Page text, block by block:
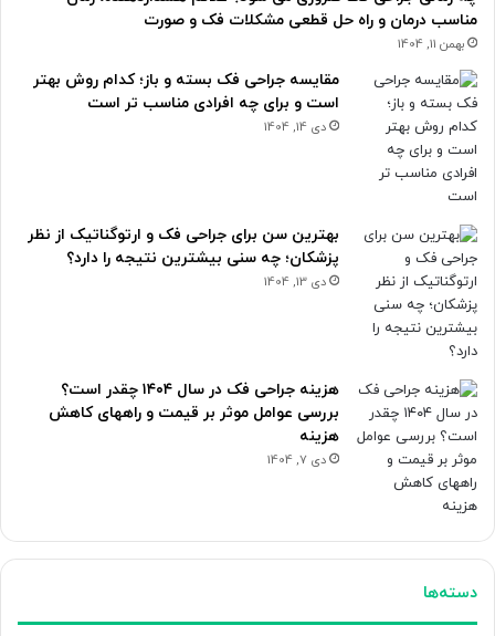
مناسب درمان و راه حل قطعی مشکلات فک و صورت
بهمن 11, 1404
مقایسه جراحی فک بسته و باز؛ کدام روش بهتر
است و برای چه افرادی مناسب تر است
دی 14, 1404
بهترین سن برای جراحی فک و ارتوگناتیک از نظر
پزشکان؛ چه سنی بیشترین نتیجه را دارد؟
دی 13, 1404
هزینه جراحی فک در سال ۱۴۰۴ چقدر است؟
بررسی عوامل موثر بر قیمت و راههای کاهش
هزینه
دی 7, 1404
دسته‌ها